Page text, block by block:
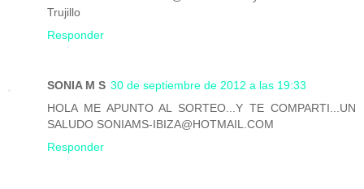
Trujillo
Responder
SONIA M S 30 de septiembre de 2012 a las 19:33
HOLA ME APUNTO AL SORTEO...Y TE COMPARTI...UN
SALUDO SONIAMS-IBIZA@HOTMAIL.COM
Responder